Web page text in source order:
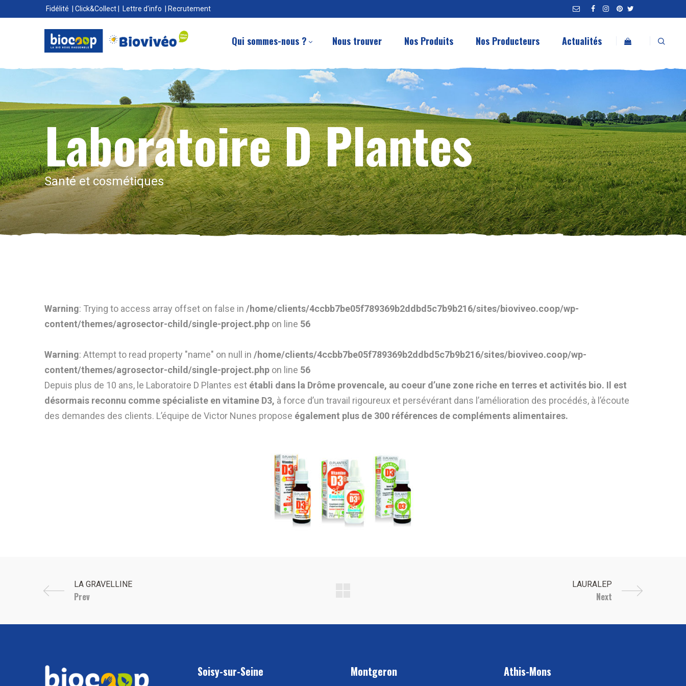
Fidélité | Click&Collect| Lettre d'info | Recrutement
Qui sommes-nous ? Nous trouver Nos Produits Nos Producteurs Actualités
Laboratoire D Plantes
Santé et cosmétiques
Warning: Trying to access array offset on false in /home/clients/4ccbb7be05f789369b2ddbd5c7b9b216/sites/bioviveo.coop/wp-
content/themes/agrosector-child/single-project.php on line 56
Warning: Attempt to read property "name" on null in /home/clients/4ccbb7be05f789369b2ddbd5c7b9b216/sites/bioviveo.coop/wp-
content/themes/agrosector-child/single-project.php on line 56
Depuis plus de 10 ans, le Laboratoire D Plantes est établi dans la Drôme provencale, au coeur d’une zone riche en terres et activités bio. Il est
désormais reconnu comme spécialiste en vitamine D3, à force d’un travail rigoureux et persévérant dans l’amélioration des procédés, à l’écoute
des demandes des clients. L’équipe de Victor Nunes propose également plus de 300 références de compléments alimentaires.
Prev Next
Soisy-sur-Seine Montgeron Athis-Mons